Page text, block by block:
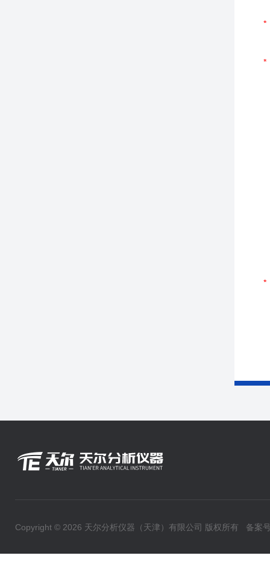
Copyright © 2026 天尔分析仪器（天津）有限公司 版权所有 备案